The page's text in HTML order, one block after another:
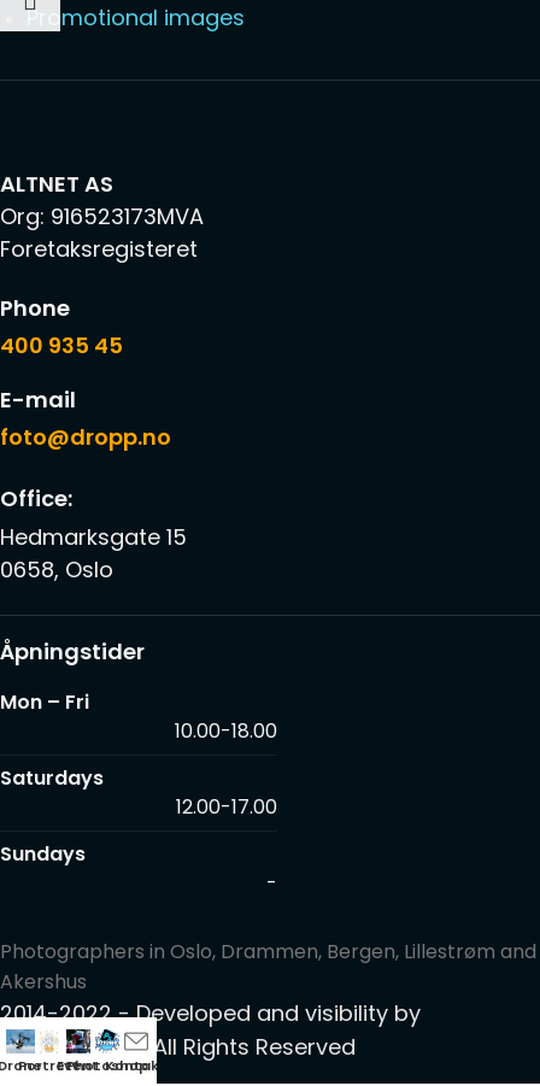
Promotional images
ALTNET AS
Org: 916523173MVA
Foretaksregisteret
Phone
400 935 45
E-mail
foto@dropp.no
Office:
Hedmarksgate 15
0658, Oslo
Åpningstider
Mon – Fri
10.00-18.00
Saturdays
12.00-17.00
Sundays
-
Photographers in Oslo, Drammen, Bergen, Lillestrøm and
Akershus
2014-2022 - Developed and visibility by
Webskaper© All Rights Reserved
PortrettEvent
Photoshop
Kontakt